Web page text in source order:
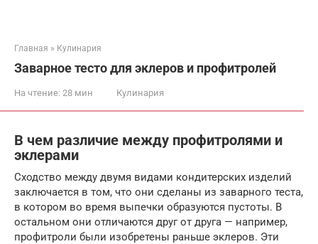
Главная » Кулинария
Заварное тесто для эклеров и профитролей
На чтение: 28 мин Кулинария
В чем различие между профитролями и
эклерами
Сходство между двумя видами кондитерских изделий
заключается в том, что они сделаны из заварного теста,
в котором во время выпечки образуются пустоты. В
остальном они отличаются друг от друга — например,
профитроли были изобретены раньше эклеров. Эти